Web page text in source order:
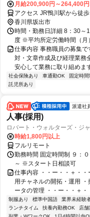
月給200,900円～264,400円
アクセス JR鴨川駅から徒
香川県坂出市
時間・勤務日詳細 8：30～
度 ※平均所定労働時間（月
仕事内容 事務職員の募集
対・文章作成及び経理業務
安心して業務に取り組めま
社会保険あり 車通勤OK 固定時間
託児所あり
派遣社
人事(採用)
ロバート・ウォルターズ・ジ
時給1,800円以上
フルリモート
勤務時間 固定時間制 ９：
～ ※スタート日相談可
仕事内容 ・・ー・・＋・
用チャネルの開拓・運用
ータの管理 ・・ー・・＋・
制服あり 標準中国語 業界未経験
ランチタイム
扶養内勤務OK 店舗